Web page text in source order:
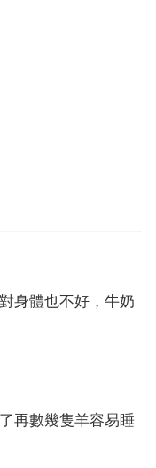
身體也不好，牛奶
再數幾隻羊容易睡